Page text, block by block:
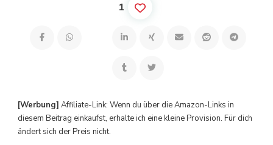
1
[Werbung] Affiliate-Link: Wenn du über die Amazon-Links in
diesem Beitrag einkaufst, erhalte ich eine kleine Provision. Für dich
ändert sich der Preis nicht.